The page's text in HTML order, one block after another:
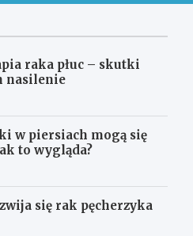
raka płuc – skutki
nasilenie
w piersiach mogą się
to wygląda?
się rak pęcherzyka